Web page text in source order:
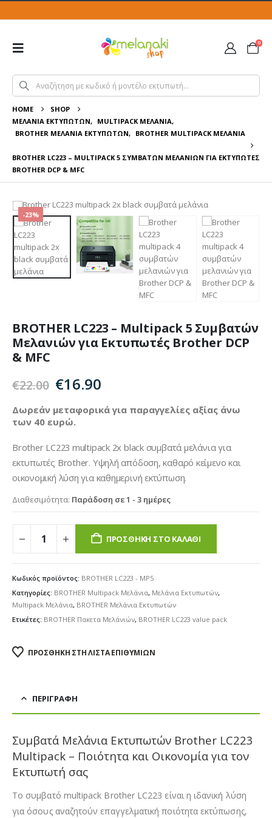
0
HOME
SHOP
ΜΕΛΆΝΙΑ ΕΚΤΥΠΩΤΏΝ, MULTIPACK ΜΕΛΆΝΙΑ,
BROTHER ΜΕΛΆΝΙΑ ΕΚΤΥΠΩΤΏΝ, BROTHER MULTIPACK ΜΕΛΆΝΙΑ
BROTHER LC223 – MULTIPACK 5 ΣΥΜΒΑΤΏΝ ΜΕΛΑΝΙΏΝ ΓΙΑ ΕΚΤΥΠΩΤΈΣ
BROTHER DCP & MFC
-23%
BROTHER LC223 – Multipack 5 Συμβατών
Μελανιών για Εκτυπωτές Brother DCP
& MFC
€22.00 Original
was:
€22.00.
€16.90
τιμή
€16.90.
Δωρεάν μεταφορικά για παραγγελίες αξίας άνω
των 40 ευρώ.
Brother LC223 multipack 2x black συμβατά μελάνια για
εκτυπωτές Brother. Υψηλή απόδοση, καθαρό κείμενο και
οικονομική λύση για καθημερινή εκτύπωση.
Διαθεσιμότητα: Παράδοση σε 1 - 3 ημέρες
ΠΡΟΣΘΉΚΗ ΣΤΟ ΚΑΛΆΘΙ
Κωδικός προϊόντος: BROTHER LC223 - MP5
Κατηγορίες: BROTHER Multipack Μελάνια, Μελάνια Εκτυπωτών,
Multipack Μελάνια, BROTHER Μελάνια Εκτυπωτών
Ετικέτες: BROTHER Πακετα Μελάνιών, BROTHER LC223 value pack
ΠΡΟΣΘΉΚΗ ΣΤΗ ΛΊΣΤΑ ΕΠΙΘΥΜΙΏΝ
ΠΕΡΙΓΡΑΦΉ
Συμβατά Μελάνια Εκτυπωτών Brother LC223
Multipack – Ποιότητα και Οικονομία για τον
Εκτυπωτή σας
Το συμβατό multipack Brother LC223 είναι η ιδανική λύση
για όσους αναζητούν επαγγελματική ποιότητα εκτύπωσης,